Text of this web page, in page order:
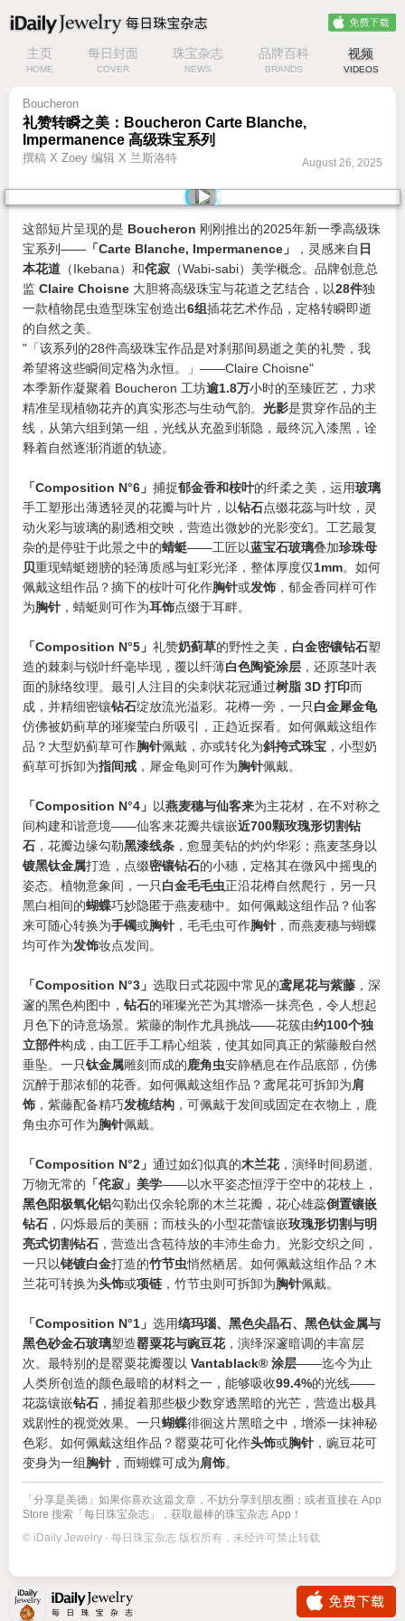
主页
HOME
每日封面
COVER
珠宝杂志
NEWS
品牌百科
BRANDS
视频
VIDEOS
Boucheron
礼赞转瞬之美：Boucheron Carte Blanche,
Impermanence 高级珠宝系列
August 26, 2025
撰稿 X Zoey 编辑 X 兰斯洛特
这部短片呈现的是 Boucheron 刚刚推出的2025年新一季高级珠
宝系列—— 「Carte Blanche, Impermanence」 ，灵感来自 日
本花道 （Ikebana）和侘寂 （Wabi-sabi）美学概念。品牌创意总
监 Claire Choisne 大胆将高级珠宝与花道之艺结合，以28件独
一款植物昆虫造型珠宝创造出6组插花艺术作品，定格转瞬即逝
的自然之美。
「该系列的28件高级珠宝作品是对刹那间易逝之美的礼赞，我
希望将这些瞬间定格为永恒。」——Claire Choisne
本季新作凝聚着 Boucheron 工坊逾1.8万小时的至臻匠艺，力求
精准呈现植物花卉的真实形态与生动气韵。 光影是贯穿作品的主
线，从第六组到第一组，光线从充盈到渐隐，最终沉入漆黑，诠
释着自然逐渐消逝的轨迹。
「Composition N°6」 捕捉郁金香和桉叶的纤柔之美，运用玻璃
手工塑形出薄透轻灵的花瓣与叶片，以钻石点缀花蕊与叶纹，灵
动火彩与玻璃的剔透相交映，营造出微妙的光影变幻。工艺最复
杂的是停驻于此景之中的蜻蜓——工匠以蓝宝石玻璃叠加珍珠母
贝重现蜻蜓翅膀的轻薄质感与虹彩光泽，整体厚度仅1mm。如何
佩戴这组作品？摘下的桉叶可化作胸针或发饰 ，郁金香同样可作
为胸针 ，蜻蜓则可作为耳饰点缀于耳畔。
「Composition N°5」 礼赞奶蓟草的野性之美， 白金密镶钻石塑
造的棘刺与锐叶纤毫毕现，覆以纤薄白色陶瓷涂层 ，还原茎叶表
面的脉络纹理。最引人注目的尖刺状花冠通过树脂 3D 打印而
成，并精细密镶钻石绽放流光溢彩。花樽一旁，一只 白金犀金龟
仿佛被奶蓟草的璀璨莹白所吸引，正趋近探看。如何佩戴这组作
品？大型奶蓟草可作胸针佩戴，亦或转化为斜挎式珠宝 ，小型奶
蓟草可拆卸为指间戒 ，犀金龟则可作为胸针佩戴。
「Composition N°4」 以燕麦穗与仙客来为主花材，在不对称之
间构建和谐意境——仙客来花瓣共镶嵌近700颗玫瑰形切割钻
石 ，花瓣边缘勾勒黑漆线条 ，愈显美钻的灼灼华彩；燕麦茎身以
镀黑钛金属打造，点缀密镶钻石的小穗，定格其在微风中摇曳的
姿态。植物意象间，一只 白金毛毛虫正沿花樽自然爬行，另一只
黑白相间的蝴蝶巧妙隐匿于燕麦穗中。如何佩戴这组作品？仙客
来可随心转换为手镯或胸针 ，毛毛虫可作胸针 ，而燕麦穗与蝴蝶
均可作为发饰妆点发间。
「Composition N°3」 选取日式花园中常见的鸢尾花与紫藤 ，深
邃的黑色构图中， 钻石的璀璨光芒为其增添一抹亮色，令人想起
月色下的诗意场景。紫藤的制作尤具挑战——花簇由约100个独
立部件构成，由工匠手工精心组装，使其如同真正的紫藤般自然
垂坠。一只钛金属雕刻而成的鹿角虫安静栖息在作品底部，仿佛
沉醉于那浓郁的花香。如何佩戴这组作品？鸢尾花可拆卸为肩
饰 ，紫藤配备精巧发梳结构 ，可佩戴于发间或固定在衣物上，鹿
角虫亦可作为胸针佩戴。
「Composition N°2」 通过如幻似真的木兰花，演绎时间易逝、
万物无常的 「侘寂」美学——以水平姿态恒浮于空中的花枝上，
黑色阳极氧化铝勾勒出仅余轮廓的木兰花瓣，花心雄蕊倒置镶嵌
钻石 ，闪烁最后的美丽；而枝头的小型花蕾镶嵌玫瑰形切割与明
亮式切割钻石 ，营造出含苞待放的丰沛生命力。光影交织之间，
一只以铑镀白金打造的竹节虫悄然栖居。如何佩戴这组作品？木
兰花可转换为头饰或项链 ，竹节虫则可拆卸为胸针佩戴。
「Composition N°1」 选用缟玛瑙、黑色尖晶石、黑色钛金属与
黑色砂金石玻璃塑造罂粟花与豌豆花，演绎深邃暗调的丰富层
次。最特别的是罂粟花瓣覆以 Vantablack® 涂层——迄今为止
人类所创造的颜色最暗的材料之一，能够吸收99.4%的光线——
花蕊镶嵌钻石 ，捕捉着那些极少数穿透黑暗的光芒，营造出极具
戏剧性的视觉效果。一只蝴蝶徘徊这片黑暗之中，增添一抹神秘
色彩。如何佩戴这组作品？罂粟花可化作头饰或胸针 ，豌豆花可
变身为一组胸针 ，而蝴蝶可成为肩饰。
「分享是美德」如果你喜欢这篇文章，不妨分享到朋友圈；或者直接在 App
Store 搜索「每日珠宝杂志」，获取最棒的珠宝杂志 App！
© iDaily Jewelry · 每日珠宝杂志 版权所有，未经许可禁止转载